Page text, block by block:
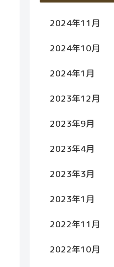
2024年11月
2024年10月
2024年1月
2023年12月
2023年9月
2023年4月
2023年3月
2023年1月
2022年11月
2022年10月